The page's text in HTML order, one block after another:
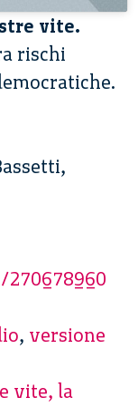
vite.
rischi
, versione
vite, la